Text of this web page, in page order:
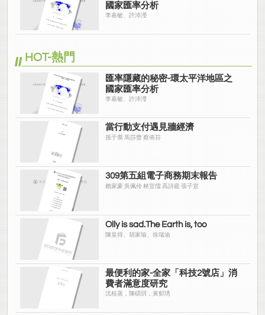
國家匯率分析
李嘉敏、許沛瀅
HOT-熱門
匯率隱藏的秘密-環太平洋地區之
國家匯率分析
李嘉敏、許沛瀅
當行動支付遇見牆經濟
孫于喬 馬莎蕾 蔡侑芬
309第五組電子商務期末報告
賴家豪 吳佩伶 林宜儒 高詩庭 張子宣
Olly is sad.The Earth is, too
陳皇得、胡家瑜、徐瑞渝
最便利的家-全家「科技2號店」消
費者滿意度研究
沈桂蒸，陳碩玥，黃郁琇